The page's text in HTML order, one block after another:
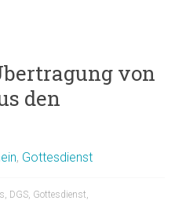
von
den
, Gottesdienst
DGS Gottesdienst